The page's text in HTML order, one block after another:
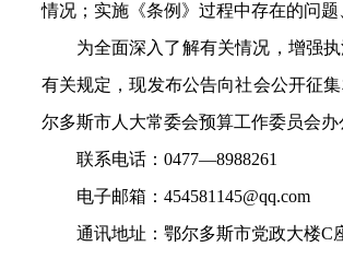
情况； 实施《条例》过程中存在的问
为全面深入了解有关情况，增强
有关规定，现发布公告向社会公开征
尔多斯市人大常委会预算工作委员会办
联系电话：0477—8988261
电子邮箱： 454581145@qq.com
通讯地址：鄂尔多斯市党政大楼C